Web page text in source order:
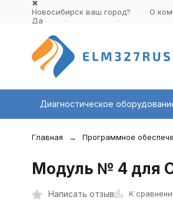
✖
Новосибирск ваш город?
Да
О
Диагностическое
Главная Программное
Модуль № 4 для
Написать отзыв К